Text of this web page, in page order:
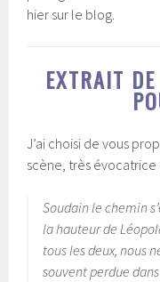
hier sur le blog.
EXTRAIT
J’ai choisi de vous
scène, très évocatrice
Soudain le chemin
la hauteur de
tous les deux, nous
souvent perdue